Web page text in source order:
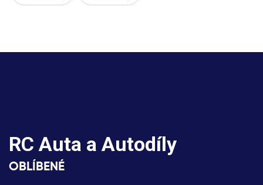
RC Auta a Autodíly
OBLÍBENÉ